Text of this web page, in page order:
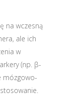
na wczesną
ale ich
w
(np. β-
mózgowo-